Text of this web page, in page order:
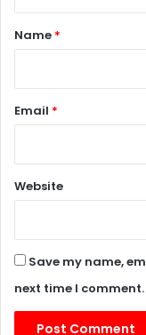
*Name *
Email *
Website
Save my name,
next time I comment.